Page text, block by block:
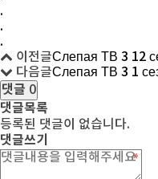
.
.
.
이전글Слепая ТВ 3 12
다음글Слепая ТВ 3 1
댓글 0
댓글목록
등록된 댓글이 없습니다.
댓글쓰기